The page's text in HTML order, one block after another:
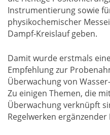
Instrumentierung sowie
physikochemischer
Dampf-Kreislauf geben.
Damit wurde erstmals
Empfehlung zur
Überwachung von
Zu einigen Themen, die
Überwachung verknüpft
Regelwerken